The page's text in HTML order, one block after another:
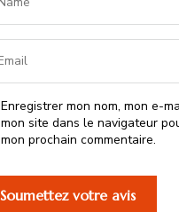
Enregistrer mon nom, mon e-
mon site dans le navigateur
mon prochain commentaire.